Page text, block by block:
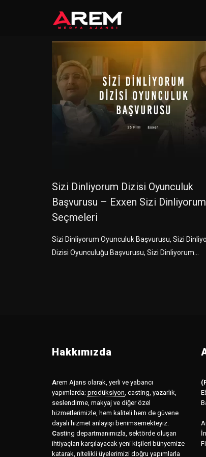
Sizi Dinliyorum Dizisi Oyunculuk
Başvurusu – Exxen Sizi
Seçmeleri
Sizi Dinliyorum Oyunculuk Başvurusu, Sizi
Dizisi Oyunculuğu Başvurusu, Sizi Dinliyorum...
Hakkımızda
Arem Ajans olarak, yerli ve yabancı
yapımlarda; prodüksiyon casting, yazarlık,
seslendirme, makyaj ve diğer özel
hizmetlerimizle, hem kaliteli hem de güvene
dayalı hizmet anlayışı benimsemekteyiz.
Casting departmanımızla, sektörde oluşan
ihtiyaçları karşılayacak yeni kişileri bünyemize
katarak, nitelikli üyelerimizi doğru yapımlarla